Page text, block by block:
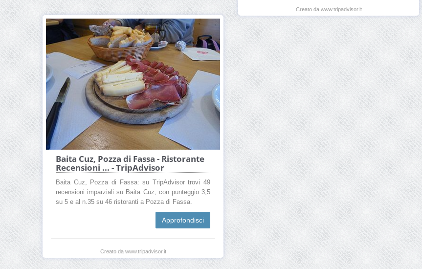
Creato da www.tripadvisor.it
Baita Cuz, Pozza di Fassa - Ristorante
Recensioni ... - TripAdvisor
Baita Cuz, Pozza di Fassa: su TripAdvisor trovi 49
recensioni imparziali su Baita Cuz, con punteggio 3,5
su 5 e al n.35 su 46 ristoranti a Pozza di Fassa.
Approfondisci
Creato da www.tripadvisor.it